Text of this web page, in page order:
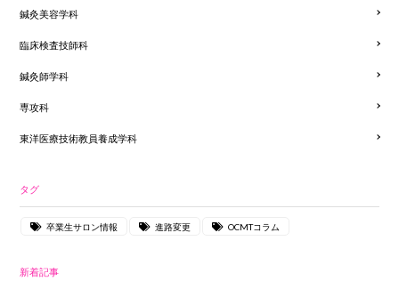
鍼灸美容学科
臨床検査技師科
鍼灸師学科
専攻科
東洋医療技術教員養成学科
タグ
卒業生サロン情報 進路変更 OCMTコラム
新着記事